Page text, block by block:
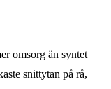
omsorg än syntet
snittytan på rå,